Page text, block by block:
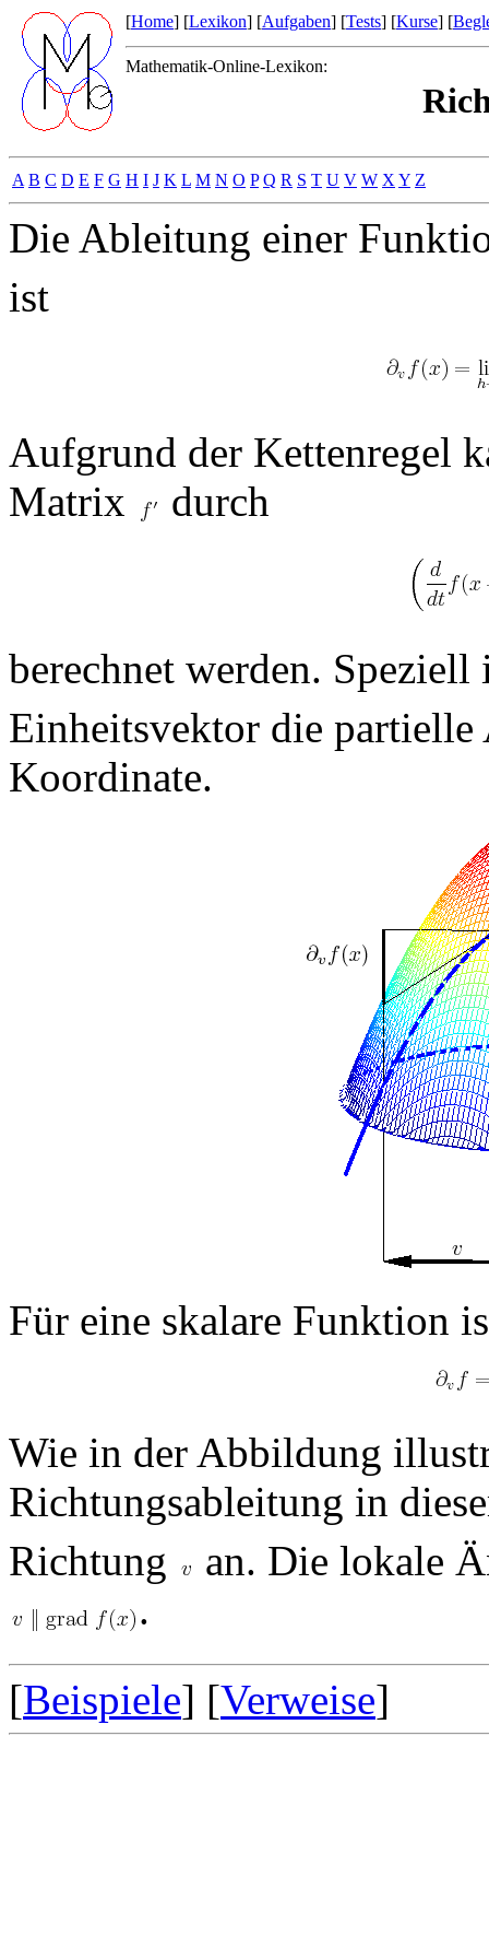
[Home] [Lexikon] [Aufgaben] [Tests] [Kurse] [
Mathematik-Online-Lexikon:
A B C D E F G H I J K L M N O P Q R S T U V W X Y Z
Die Ableitung einer
ist
Aufgrund der Kettenregel
Matrix
durch
berechnet werden.
Einheitsvektor die
Koordinate.
Für eine skalare Funktion
Wie in der Abbildung
Richtungsableitung in
Richtung
an. Die lokale
.
[Beispiele] [Verweise]